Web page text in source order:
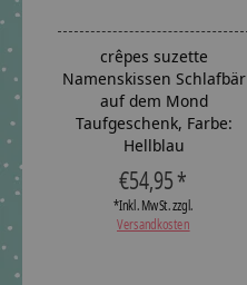
crêpes suzette
Namenskissen Schlafbär
auf dem Mond
Taufgeschenk, Farbe:
Hellblau
€54,95 *
*Inkl. MwSt. zzgl.
Versandkosten